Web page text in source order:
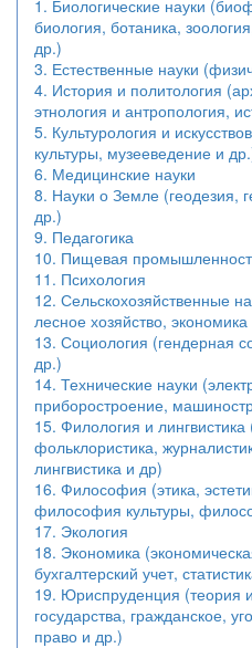
1. Биологические науки
биология, ботаника,
др.)
3. Естественные науки
4. История и политология
этнология и антропология,
5. Культурология и
культуры, музееведение и
6. Медицинские науки
8. Науки о Земле (геодезия,
др.)
9. Педагогика
10. Пищевая
11. Психология
12. Сельскохозяйственные
13. Социология (гендерная
др.)
14. Технические науки
приборостроение,
15. Филология и лингвистика
фольклористика,
лингвистика и др)
16. Философия (этика,
философия культуры,
17. Экология
18. Экономика
бухгалтерский учет,
19. Юриспруденция (теория
государства, гражданское,
право и др.)